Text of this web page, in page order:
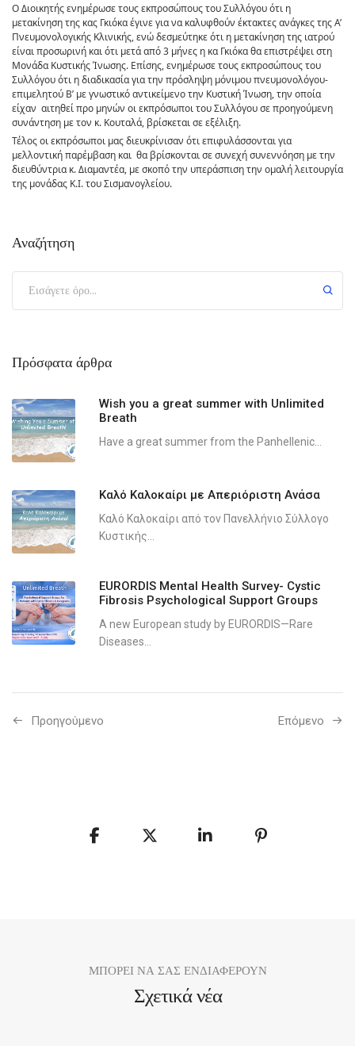
Ο Διοικητής ενημέρωσε τους εκπροσώπους του Συλλόγου ότι η
μετακίνηση της κας Γκιόκα έγινε για να καλυφθούν έκτακτες ανάγκες της Α’
Πνευμονολογικής Κλινικής, ενώ δεσμεύτηκε ότι η μετακίνηση της ιατρού
είναι προσωρινή και ότι μετά από 3 μήνες η κα Γκιόκα θα επιστρέψει στη
Μονάδα Κυστικής Ίνωσης. Επίσης, ενημέρωσε τους εκπροσώπους του
Συλλόγου ότι η διαδικασία για την πρόσληψη μόνιμου πνευμονολόγου-
επιμελητού Β’ με γνωστικό αντικείμενο την Κυστική Ίνωση, την οποία
είχαν αιτηθεί προ μηνών οι εκπρόσωποι του Συλλόγου σε προηγούμενη
συνάντηση με τον κ. Κουταλά, βρίσκεται σε εξέλιξη.
Τέλος οι εκπρόσωποι μας διευκρίνισαν ότι επιφυλάσσονται για
μελλοντική παρέμβαση και θα βρίσκονται σε συνεχή συνεννόηση με την
διευθύντρια κ. Διαμαντέα, με σκοπό την υπεράσπιση την ομαλή λειτουργία
της μονάδας Κ.Ι. του Σισμανογλείου.
Αναζήτηση
Πρόσφατα άρθρα
Wish you a great summer with Unlimited
Breath
Have a great summer from the Panhellenic...
Καλό Καλοκαίρι με Απεριόριστη Ανάσα
Καλό Καλοκαίρι από τον Πανελλήνιο Σύλλογο
Κυστικής...
EURORDIS Mental Health Survey- Cystic
Fibrosis Psychological Support Groups
A new European study by EURORDIS—Rare
Diseases...
Προηγούμενo Επόμενο
ΜΠΟΡΕΙ ΝΑ ΣΑΣ ΕΝΔΙΑΦΕΡΟΥΝ
Σχετικά νέα